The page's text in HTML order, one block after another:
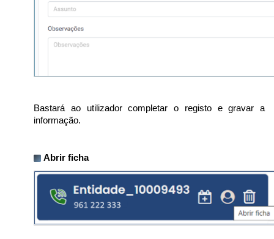
Bastará ao utilizador completar o registo e gravar a
informação.
Abrir ficha